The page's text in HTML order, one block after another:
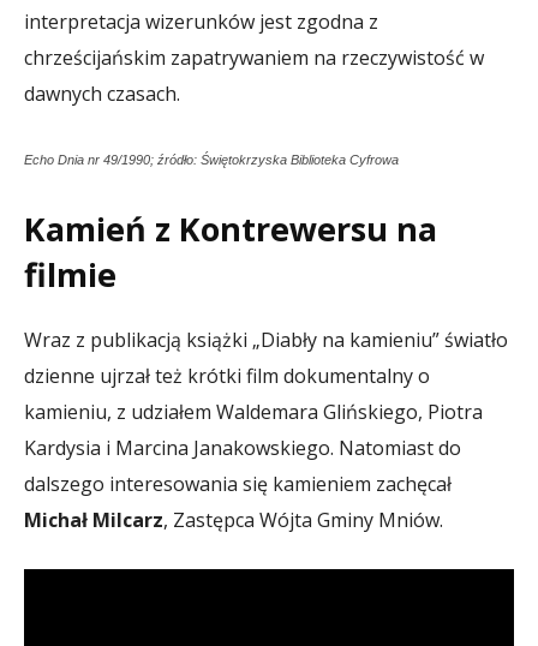
interpretacja wizerunków jest zgodna z
chrześcijańskim zapatrywaniem na rzeczywistość w
dawnych czasach.
Echo Dnia nr 49/1990; źródło: Świętokrzyska Biblioteka Cyfrowa
Kamień z Kontrewersu na
filmie
Wraz z publikacją książki „Diabły na kamieniu” światło
dzienne ujrzał też krótki film dokumentalny o
kamieniu, z udziałem Waldemara Glińskiego, Piotra
Kardysia i Marcina Janakowskiego. Natomiast do
dalszego interesowania się kamieniem zachęcał
Michał Milcarz, Zastępca Wójta Gminy Mniów.